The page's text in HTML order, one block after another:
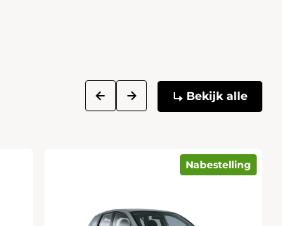
Bekijk alle
Nabestelling
prev next